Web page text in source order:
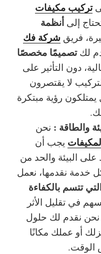
تركيب مكيفات
إلى أنظمة
فريق شركة فك
لكتصميمًا مخصصًا
، دون التأثير على
لا يقتصرون
يمتلكون رؤية مبتكرة
والطاقة : نحن
يجب أن
البيئة والحد من
خدمة نقدمها، نعمل
تتسم بالكفاءة
في تقليل الأثر
نحن نقدم لك حلول
أو عملك مكانًا
الوقت.